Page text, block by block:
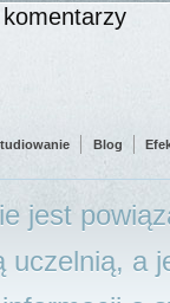
Blog
jest
uczelnią, a